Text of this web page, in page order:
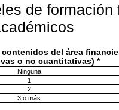
de
del área
o no cuantitativas) *
Ninguna
1
2
3 o más